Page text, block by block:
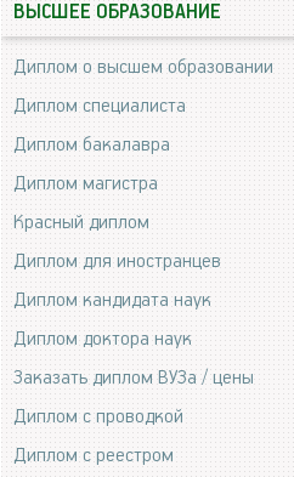
ВЫСШЕЕ ОБРАЗОВАНИЕ
Диплом о высшем образовании
Диплом специалиста
Диплом бакалавра
Диплом магистра
Красный диплом
Диплом для иностранцев
Диплом кандидата наук
Диплом доктора наук
Заказать диплом ВУЗа / цены
Диплом с проводкой
Диплом с реестром